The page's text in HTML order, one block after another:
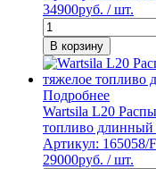
34900руб. / шт.
В корзину
Подробнее
Wartsila L20
топливо длинный
Артикул: 165058/
29000руб. / шт.